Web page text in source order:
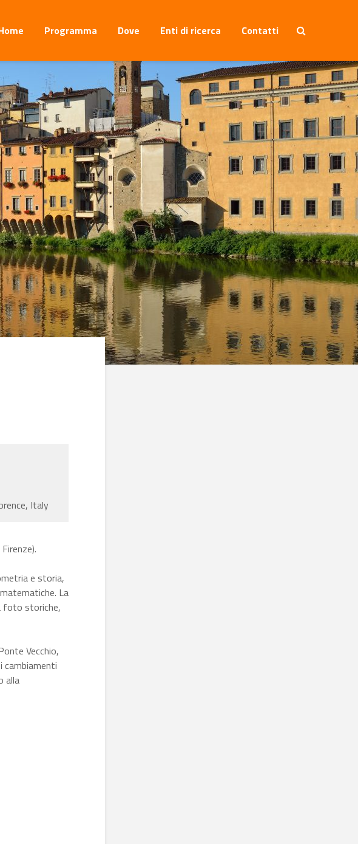
Programma Dove Enti di ricerca Contatti
Italy
e storia,
La
foto storiche,
Vecchio,
cambiamenti
alla